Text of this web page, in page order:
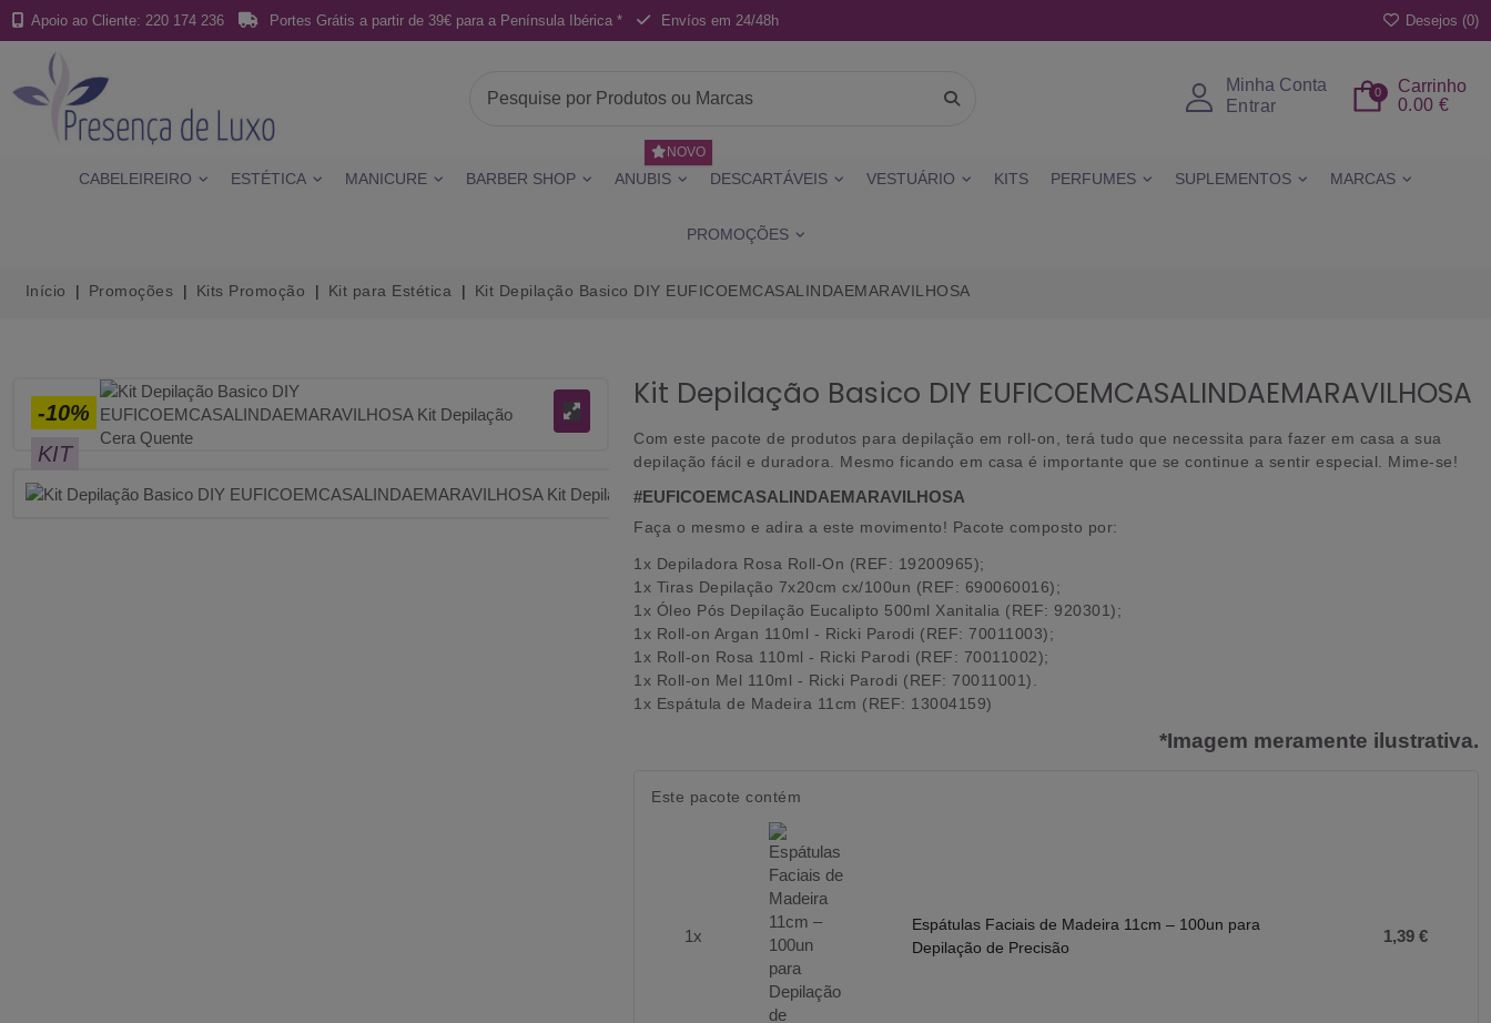
Apoio ao Cliente: 220 174 236 Portes Grátis a partir de 39€ para a Península Ibérica * Envíos em 24/48h Desejos (0)
Minha Conta
Entrar
Carrinho
0
0.00 €
CABELEIREIRO ESTÉTICA MANICURE BARBER SHOP ANUBIS
NOVO
DESCARTÁVEIS VESTUÁRIO KITS PERFUMES SUPLEMENTOS MARCAS
PROMOÇÕES
Início Promoções Kits Promoção Kit para Estética Kit Depilação Basico DIY EUFICOEMCASALINDAEMARAVILHOSA
-10%
KIT
Kit Depilação Basico DIY EUFICOEMCASALINDAEMARAVILHOSA
Com este pacote de produtos para depilação em roll-on, terá tudo que necessita para fazer em casa a sua
depilação fácil e duradora. Mesmo ficando em casa é importante que se continue a sentir especial. Mime-se!
#EUFICOEMCASALINDAEMARAVILHOSA
Faça o mesmo e adira a este movimento! Pacote composto por:
1x Depiladora Rosa Roll-On (REF: 19200965);
1x Tiras Depilação 7x20cm cx/100un (REF: 690060016);
1x Óleo Pós Depilação Eucalipto 500ml Xanitalia (REF: 920301);
1x Roll-on Argan 110ml - Ricki Parodi (REF: 70011003);
1x Roll-on Rosa 110ml - Ricki Parodi (REF: 70011002);
1x Roll-on Mel 110ml - Ricki Parodi (REF: 70011001).
1x Espátula de Madeira 11cm (REF: 13004159)
*Imagem meramente ilustrativa.
Este pacote contém
1x
Espátulas Faciais de Madeira 11cm – 100un para
Depilação de Precisão
1,39 €